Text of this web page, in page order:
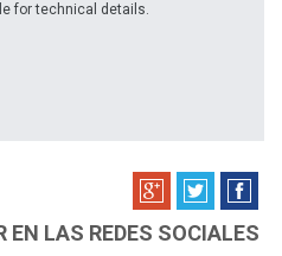
for technical details.
EN LAS REDES SOCIALES